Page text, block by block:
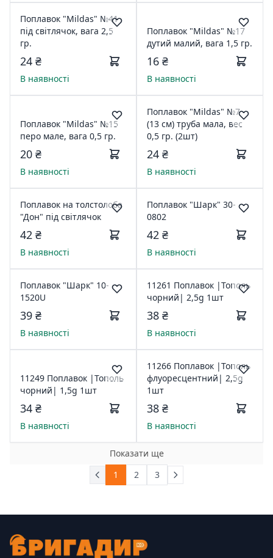
Поплавок "Mildas" №41
під світлячок, вага 2,5
гр.
24 ₴
В наявності
Поплавок "Mildas" №17
дутий малий, вага 1,5 гр.
16 ₴
В наявності
Поплавок "Mildas" №15
перо мале, вага 0,5 гр.
20 ₴
В наявності
Поплавок "Mildas" №7
(13 см) труба мала, вес
0,5 гр. (2шт)
24 ₴
В наявності
Поплавок на толстолоба
"Дон" під світлячок
42 ₴
В наявності
Поплавок "Шарк" 30-
0802
42 ₴
В наявності
Поплавок "Шарк" 10-
1520U
39 ₴
В наявності
11261 Поплавок |Тополь
чорний| 2,5g 1шт
38 ₴
В наявності
11249 Поплавок |Тополь
чорний| 1,5g 1шт
34 ₴
В наявності
11266 Поплавок |Тополь
флуоресцентний| 2,5g
1шт
38 ₴
В наявності
Показати ще
1
2 3